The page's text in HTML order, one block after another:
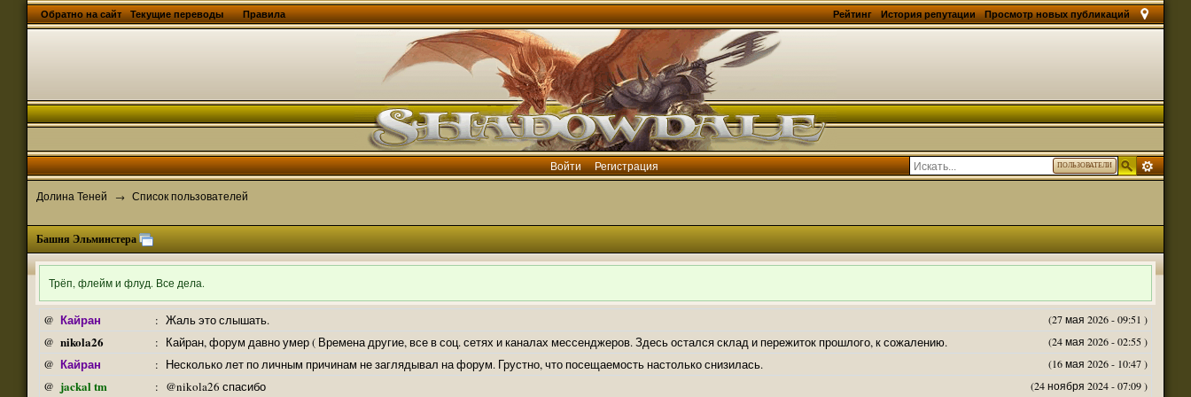
Просмотр новых публикаций
Обратно на сайт Текущие переводы История репутации
Рейтинг
Правила
ПОЛЬЗОВАТЕЛИ
Войти Регистрация
Долина Теней → Список пользователей
Башня Эльминстера
Трёп, флейм и флуд. Все дела.
@ Кайран : (27 мая 2026 - 09:51 )
Жаль это слышать.
@ nikola26 : (24 мая 2026 - 02:55 )
Кайран, форум давно умер ( Времена другие, все в соц. сетях и каналах мессенджеров. Здесь остался склад и пережиток прошлого, к сожалению.
@ Кайран : (16 мая 2026 - 10:47 )
Несколько лет по личным причинам не заглядывал на форум. Грустно, что посещаемость настолько снизилась.
@ jackal tm : (24 ноября 2024 - 07:09 )
@nikola26 спасибо